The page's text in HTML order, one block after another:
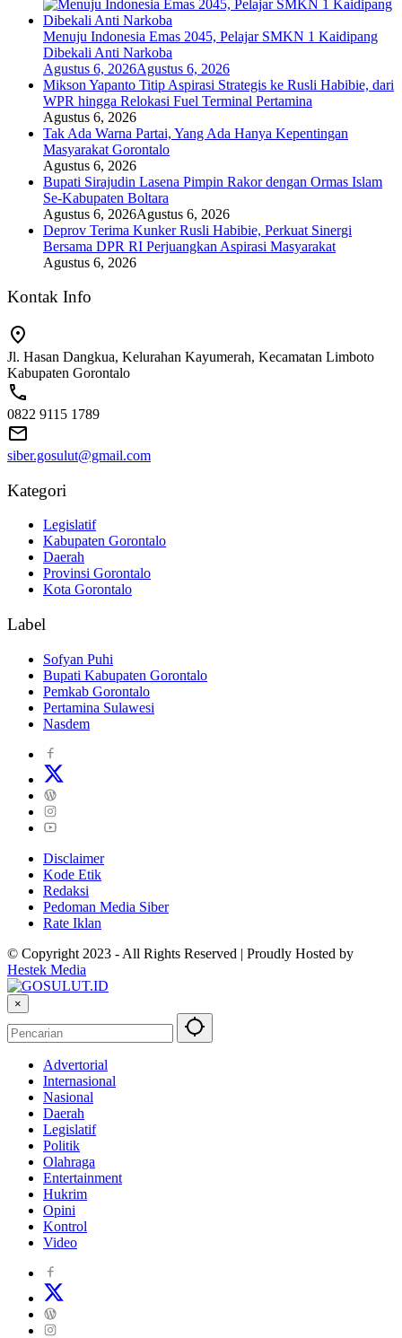
Menuju Indonesia Emas 2045, Pelajar SMKN 1 Kaidipang
Dibekali Anti Narkoba
Agustus 6, 2026Agustus 6, 2026
Mikson Yapanto Titip Aspirasi Strategis ke Rusli Habibie, dari
WPR hingga Relokasi Fuel Terminal Pertamina
Agustus 6, 2026
Tak Ada Warna Partai, Yang Ada Hanya Kepentingan
Masyarakat Gorontalo
Agustus 6, 2026
Bupati Sirajudin Lasena Pimpin Rakor dengan Ormas Islam
Se-Kabupaten Boltara
Agustus 6, 2026Agustus 6, 2026
Deprov Terima Kunker Rusli Habibie, Perkuat Sinergi
Bersama DPR RI Perjuangkan Aspirasi Masyarakat
Agustus 6, 2026
Kontak Info
Jl. Hasan Dangkua, Kelurahan Kayumerah, Kecamatan Limboto
Kabupaten Gorontalo
0822 9115 1789
siber.gosulut@gmail.com
Kategori
Legislatif
Kabupaten Gorontalo
Daerah
Provinsi Gorontalo
Kota Gorontalo
Label
Sofyan Puhi
Bupati Kabupaten Gorontalo
Pemkab Gorontalo
Pertamina Sulawesi
Nasdem
Disclaimer
Kode Etik
Redaksi
Pedoman Media Siber
Rate Iklan
© Copyright 2023 - All Rights Reserved | Proudly Hosted by
Hestek Media
×
Advertorial
Internasional
Nasional
Daerah
Legislatif
Politik
Olahraga
Entertainment
Hukrim
Opini
Kontrol
Video